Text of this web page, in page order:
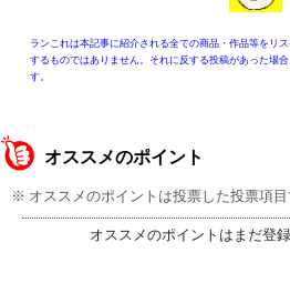
ランこれは本記事に紹介される全ての商品・作品等をリ
するものではありません。それに反する投稿があった場合
す。
オススメのポイント
※ オススメのポイントは投票した投票項目
オススメのポイントはまだ登